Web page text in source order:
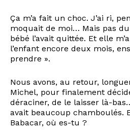
Ça m’a fait un choc. J’ai ri,
moquait de moi… Mais pas
bébé l’avait quittée. Et elle
l’enfant encore deux mois,
prendre ».
Nous avons, au retour,
Michel, pour finalement
déraciner, de le laisser là-
avait beaucoup chamboulés.
Babacar, où es-tu ?